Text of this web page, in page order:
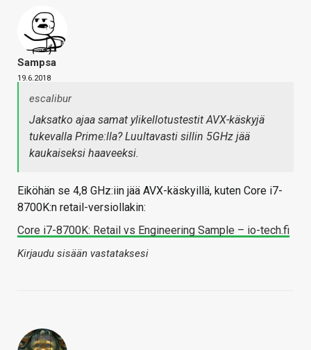
Sampsa
19.6.2018
escalibur
Jaksatko ajaa samat ylikellotustestit AVX-käskyjä
tukevalla Prime:lla? Luultavasti sillin 5GHz jää
kaukaiseksi haaveeksi.
Eiköhän se 4,8 GHz:iin jää AVX-käskyillä, kuten Core i7-
8700K:n retail-versiollakin:
Core i7-8700K: Retail vs Engineering Sample – io-tech.fi
Kirjaudu sisään vastataksesi